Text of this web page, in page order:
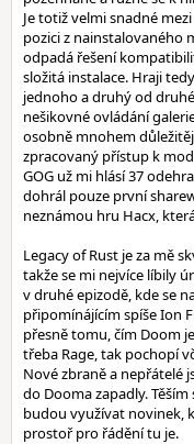
Je totiž velmi snadné
pozici z nainstalovaného
odpadá řešení
složitá instalace. Hraji
jednoho a druhý od
nešikovné ovládání
osobně mnohem
zpracovaný přístup k
GOG už mi hlásí 37
dohrál pouze první
neznámou hru Hacx,
Legacy of Rust je za mě
takže se mi nejvíce líbily
v druhé epizodě, kde se
připomínájícím spíše Ion
přesně tomu, čím Doom
třeba Rage, tak pochopí
Nové zbraně a nepřátelé
do Dooma zapadly.
budou využívat novinek,
prostoř pro řádění tu je.